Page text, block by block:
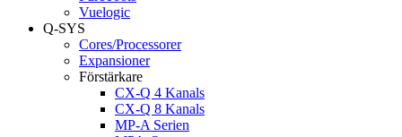
Vuelogic
Q-SYS
Cores/Processorer
Expansioner
Förstärkare
CX-Q 4 Kanals
CX-Q 8 Kanals
MP-A Serien